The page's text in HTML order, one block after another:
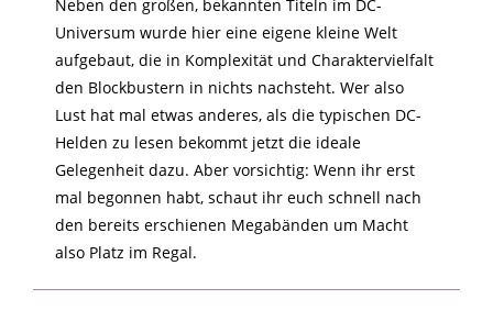
Neben den großen, bekannten Titeln im DC-
Universum wurde hier eine eigene kleine Welt
aufgebaut, die in Komplexität und Charaktervielfalt
den Blockbustern in nichts nachsteht. Wer also
Lust hat mal etwas anderes, als die typischen DC-
Helden zu lesen bekommt jetzt die ideale
Gelegenheit dazu. Aber vorsichtig: Wenn ihr erst
mal begonnen habt, schaut ihr euch schnell nach
den bereits erschienen Megabänden um Macht
also Platz im Regal.